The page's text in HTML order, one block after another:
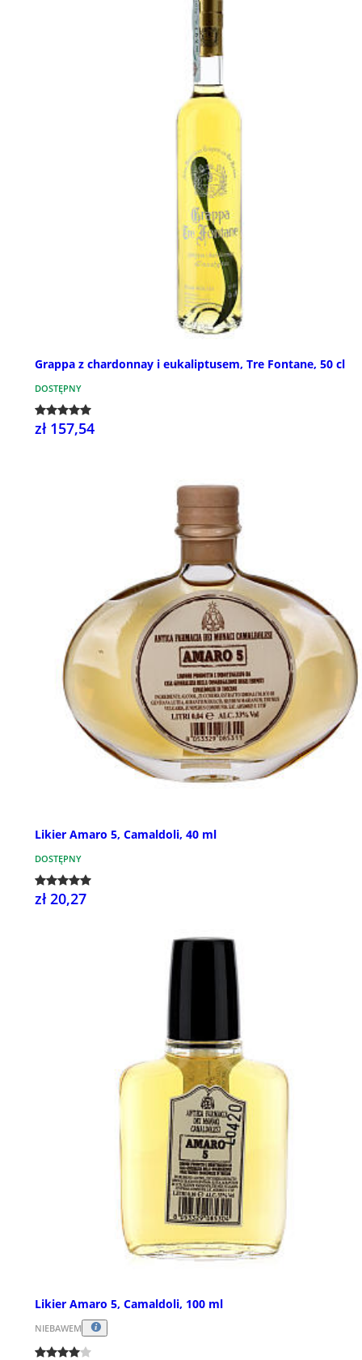
Grappa z chardonnay i eukaliptusem, Tre Fontane, 50 cl
DOSTĘPNY
zł 157,54
Likier Amaro 5, Camaldoli, 40 ml
DOSTĘPNY
zł 20,27
Likier Amaro 5, Camaldoli, 100 ml
NIEBAWEM